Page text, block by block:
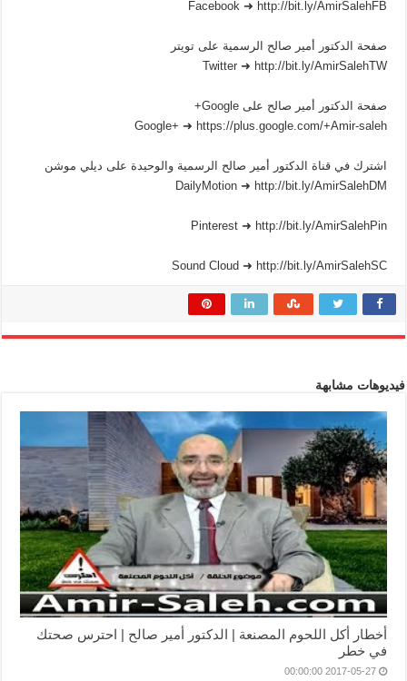
Facebook ➜ http://bit.ly/AmirSalehFB
صفحة الدكتور أمير صالح الرسمية على تويتر
Twitter ➜ http://bit.ly/AmirSalehTW
صفحة الدكتور أمير صالح على Google+
Google+ ➜ https://plus.google.com/+Amir-saleh
اشترك في قناة الدكتور أمير صالح الرسمية والوحيدة على ديلي موشن
DailyMotion ➜ http://bit.ly/AmirSalehDM
Pinterest ➜ http://bit.ly/AmirSalehPin
Sound Cloud ➜ http://bit.ly/AmirSalehSC
فيديوهات مشابهة
أخطار أكل اللحوم المصنعة | الدكتور أمير صالح | احترس صحتك
في خطر
2017-05-27 00:00:00